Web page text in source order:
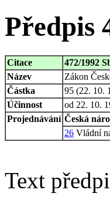
Předpis
Citace
472/1992
Název
Zákon
Částka
95 (22. 10.
Účinnost
od 22. 10.
Projednávání Česká
26 Vládní
Text